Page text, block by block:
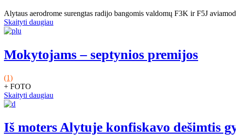
Alytaus aerodrome surengtas radijo bangomis valdomų F3K ir F5J
Skaityti daugiau
Mokytojams – septynios premijos
(1)
+ FOTO
Skaityti daugiau
Iš moters Alytuje konfiskavo dešimtis